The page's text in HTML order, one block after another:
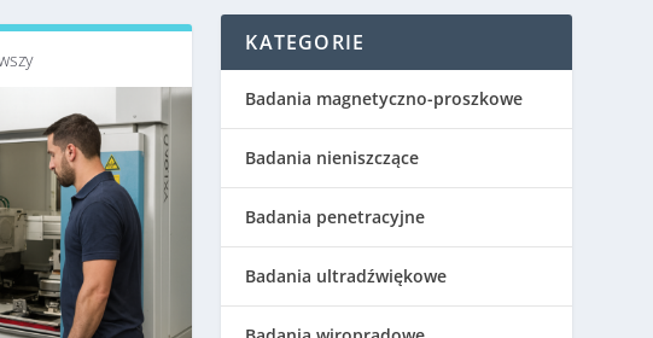
KATEGORIE
Badania magnetyczno-proszkowe
Badania nieniszczące
Badania penetracyjne
Badania ultradźwiękowe